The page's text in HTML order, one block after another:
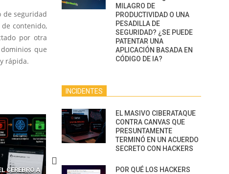
de seguridad
contenido,
por otra
que
rápida.
LA BRECHA INVISIBLE: CÓMO
OLVIDA METASPLOIT:
MILAGRO DE
PRODUCTIVIDAD O UNA
PESADILLA DE
SEGURIDAD? ¿SE PUEDE
PATENTAR UNA
APLICACIÓN BASADA EN
CÓDIGO DE IA?
INCIDENTES
EL MASIVO CIBERATAQUE
CONTRA CANVAS QUE
PRESUNTAMENTE
TERMINÓ EN UN ACUERDO
SECRETO CON HACKERS
POR QUÉ LOS HACKERS